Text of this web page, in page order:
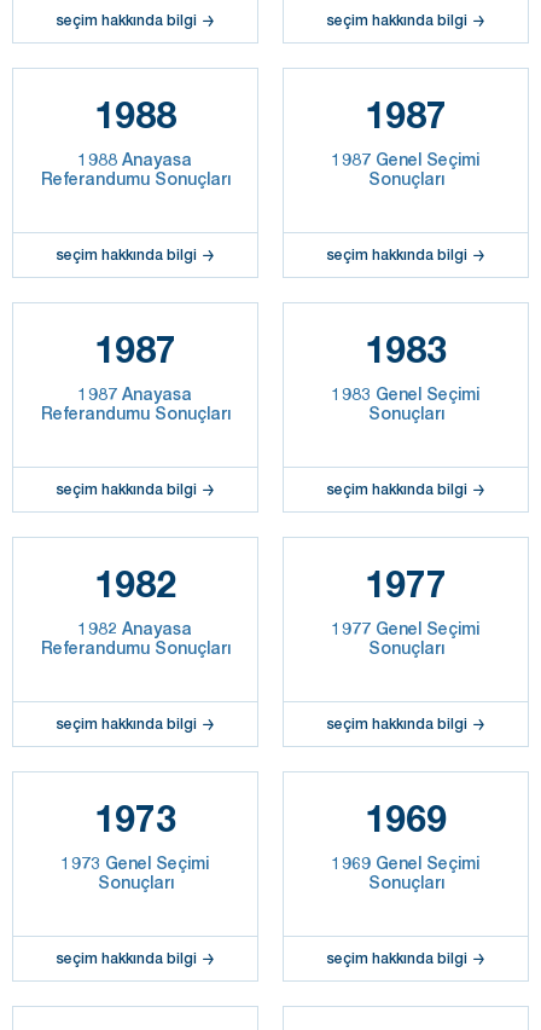
seçim hakkında bilgi seçim hakkında bilgi
1988
1988 Anayasa
Referandumu Sonuçları
seçim hakkında bilgi
1987
1987 Genel Seçimi
Sonuçları
seçim hakkında bilgi
1987
1987 Anayasa
Referandumu Sonuçları
seçim hakkında bilgi
1983
1983 Genel Seçimi
Sonuçları
seçim hakkında bilgi
1982
1982 Anayasa
Referandumu Sonuçları
seçim hakkında bilgi
1977
1977 Genel Seçimi
Sonuçları
seçim hakkında bilgi
1973
1973 Genel Seçimi
Sonuçları
seçim hakkında bilgi
1969
1969 Genel Seçimi
Sonuçları
seçim hakkında bilgi